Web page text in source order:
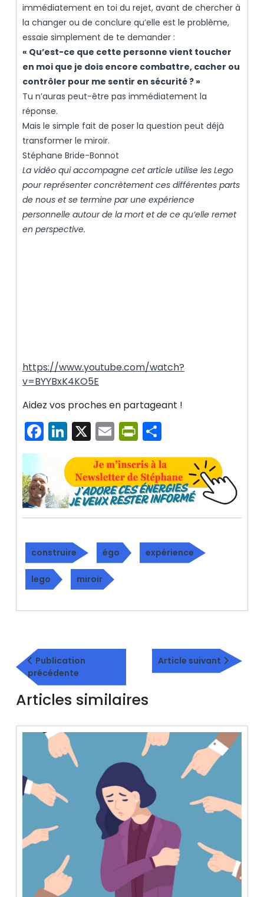
immédiatement en toi du rejet, avant de chercher à
la changer ou de conclure qu’elle est le problème,
essaie simplement de te demander :
« Qu’est-ce que cette personne vient toucher
en moi que je dois encore combattre, cacher ou
contrôler pour me sentir en sécurité ? »
Tu n’auras peut-être pas immédiatement la
réponse.
Mais le simple fait de poser la question peut déjà
transformer le miroir.
Stéphane Bride-Bonnot
La vidéo qui accompagne cet article utilise les Lego
pour représenter concrètement ces différentes parts
de nous et se termine par une expérience
personnelle autour de la mort et de ce qu’elle remet
en perspective.
https://www.youtube.com/watch?
v=BYYBxK4KO5E
Aidez vos proches en partageant !
Facebook
LinkedIn
X EmailPrintFriendly
construire égo expérience
lego miroir
Navigation
de
l’article
Publication
précédente
précédente
Article suivant
Article
suivant
Articles similaires